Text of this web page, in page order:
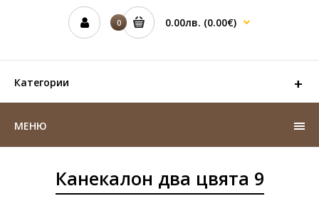
0 0.00лв. (0.00€)
Категории
МЕНЮ
Канекалон два цвята 9